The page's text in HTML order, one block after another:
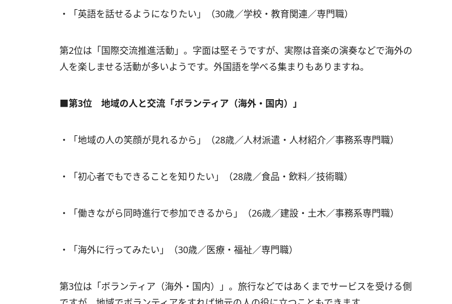
・「英語を話せるようになりたい」（30歳／学校・教育関連／専門職）
第2位は「国際交流推進活動」。字面は堅そうですが、実際は音楽の演奏などで海外の
人を楽しませる活動が多いようです。外国語を学べる集まりもありますね。
■第3位 地域の人と交流「ボランティア（海外・国内）」
・「地域の人の笑顔が見れるから」（28歳／人材派遣・人材紹介／事務系専門職）
・「初心者でもできることを知りたい」（28歳／食品・飲料／技術職）
・「働きながら同時進行で参加できるから」（26歳／建設・土木／事務系専門職）
・「海外に行ってみたい」（30歳／医療・福祉／専門職）
第3位は「ボランティア（海外・国内）」。旅行などではあくまでサービスを受ける側